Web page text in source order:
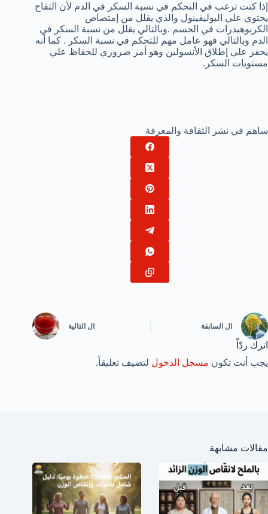
إذا كنت ترغب في التحكم في نسبة السكر في الدم لأن التفاح
يحتوي علي البوليفينول والذي يقلل من إمتصاص
الكربوهيدرات في الجسم .وبالتالي يقلل من نسبة السكر في
الدم وبالتالي فهو عامل مهم للتحكم في نسبة السكر . كما أنه
يحفز علي إطلاق الأنسولين وهو أمر ضروري للحفاظ علي
مستويات السكر.
ساهم في نشر الثقافة والمعرفة
ال السابقة ال التالية
اترك ردّاً
يجب أنت تكون مسجل الدخول لتضيف تعليقاً.
مقالات مشابهة